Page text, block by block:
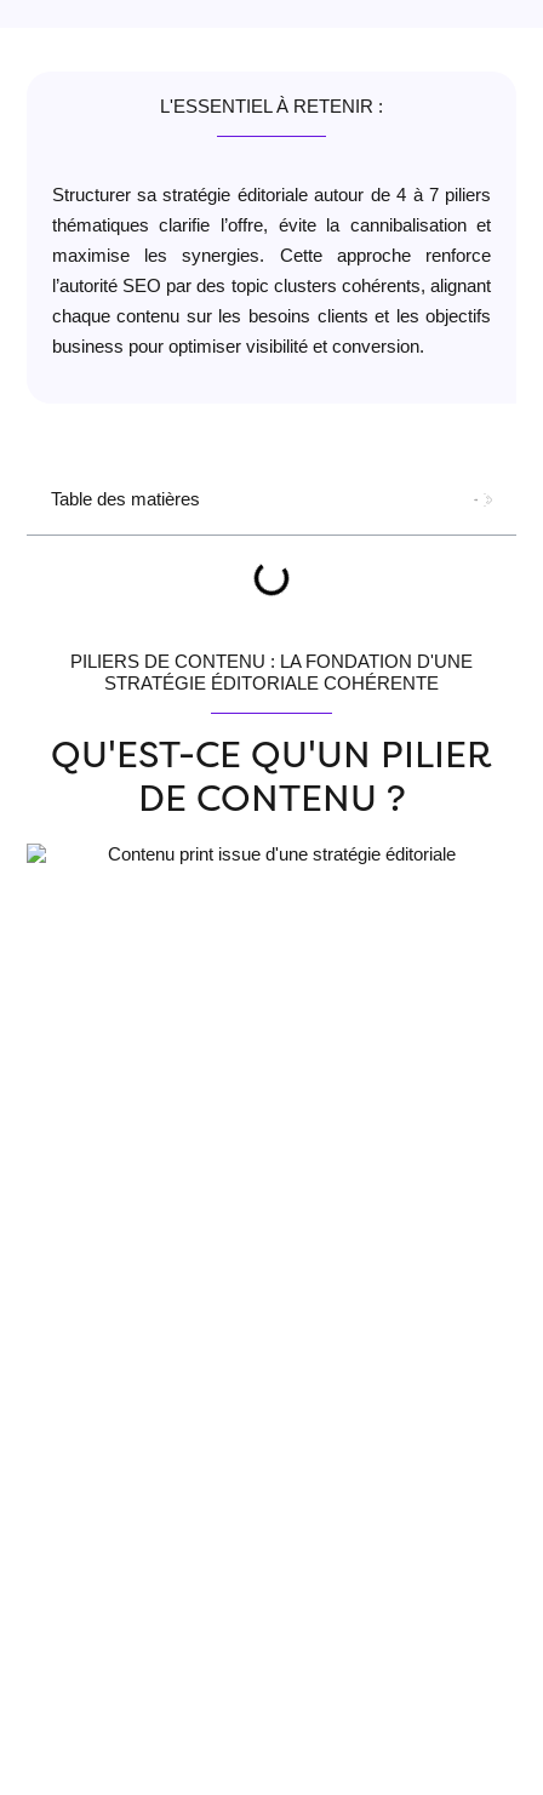
L'ESSENTIEL À RETENIR :
Structurer sa stratégie éditoriale autour de 4 à 7 piliers
thématiquesclarifie l’offre, évite la cannibalisation et
maximise les synergies. Cette approche renforce
l’autorité SEO par des topic clusters cohérents, alignant
chaque contenu sur les besoins clients et les objectifs
business pour optimiser visibilité et conversion.
Table des matières
PILIERS DE CONTENU : LA FONDATION D'UNE
STRATÉGIE ÉDITORIALE COHÉRENTE
QU'EST-CE QU'UN PILIER
DE CONTENU ?